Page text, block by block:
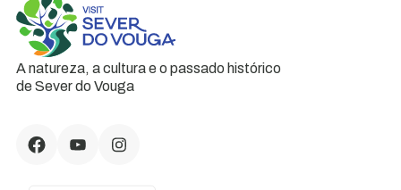
A natureza, a cultura e o passado histórico
de Sever do Vouga